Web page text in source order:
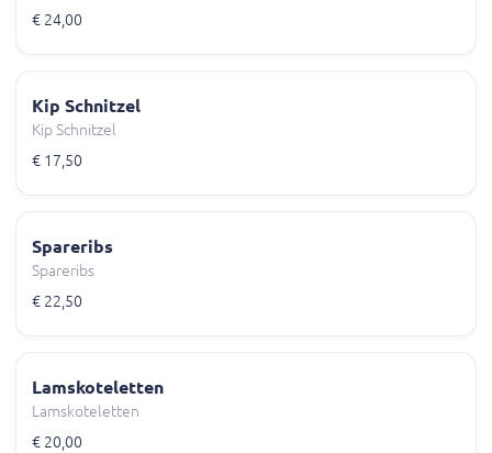
€ 24,00
Kip Schnitzel
Kip Schnitzel
€ 17,50
Spareribs
Spareribs
€ 22,50
Lamskoteletten
Lamskoteletten
€ 20,00